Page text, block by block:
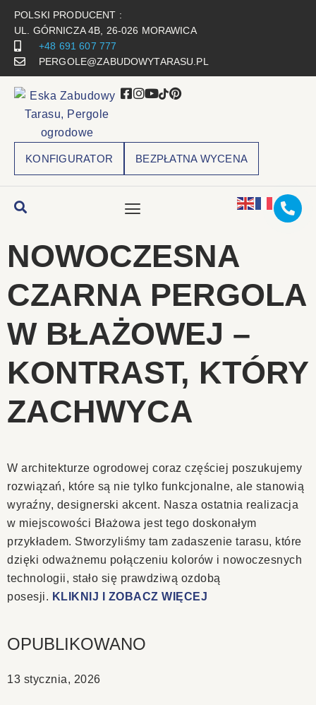
POLSKI PRODUCENT :
UL. GÓRNICZA 4B, 26-026 MORAWICA
+48 691 607 777
PERGOLE@ZABUDOWYTARASU.PL
KONFIGURATOR BEZPŁATNA WYCENA
NOWOCZESNA
CZARNA PERGOLA
W BŁAŻOWEJ –
KONTRAST, KTÓRY
ZACHWYCA
OPUBLIKOWANO
13 stycznia, 2026
W architekturze ogrodowej coraz częściej poszukujemy
rozwiązań, które są nie tylko funkcjonalne, ale stanowią
wyraźny, designerski akcent. Nasza ostatnia realizacja
w miejscowości Błażowa jest tego doskonałym
przykładem. Stworzyliśmy tam zadaszenie tarasu, które
dzięki odważnemu połączeniu kolorów i nowoczesnych
technologii, stało się prawdziwą ozdobą
posesji. KLIKNIJ I ZOBACZ WIĘCEJ